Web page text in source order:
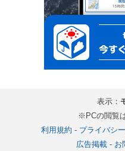
表示：
※PCの閲覧
利用規約 - プライバシ
広告掲載- お